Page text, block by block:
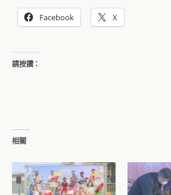
Facebook X
請按讚：
相關